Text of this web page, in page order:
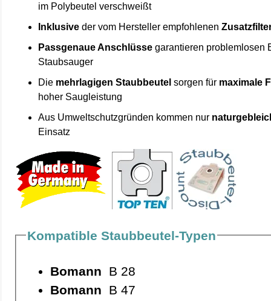
im Polybeutel verschweißt
Inklusive der vom Hersteller empfohlenen
Passgenaue Anschlüsse garantieren problemlosen
Staubsauger
Die mehrlagigen Staubbeutel sorgen für maximale
hoher Saugleistung
Aus Umweltschutzgründen kommen nur
Einsatz
Kompatible Staubbeutel-Typen
Bomann B 28
Bomann B 47